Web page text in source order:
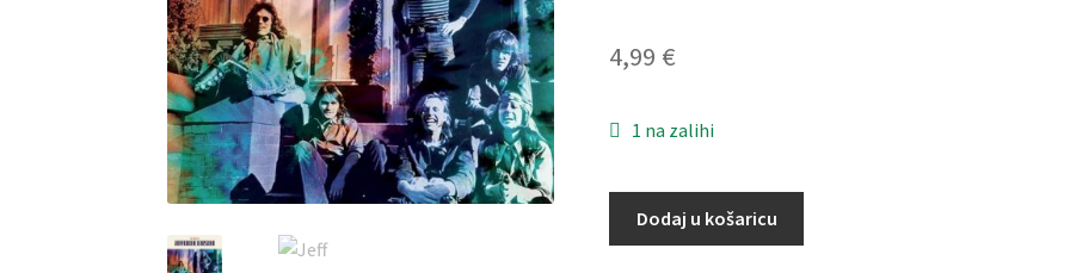
4,99 €
1 na zalihi
Dodaj u košaricu